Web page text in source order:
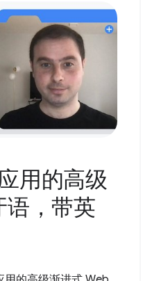
用的高级
语，带英